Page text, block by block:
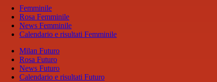
Femminile
Rosa Femminile
News Femminile
Calendario e risultati Femminile
Milan Futuro
Rosa Futuro
News Futuro
Calendario e risultati Futuro